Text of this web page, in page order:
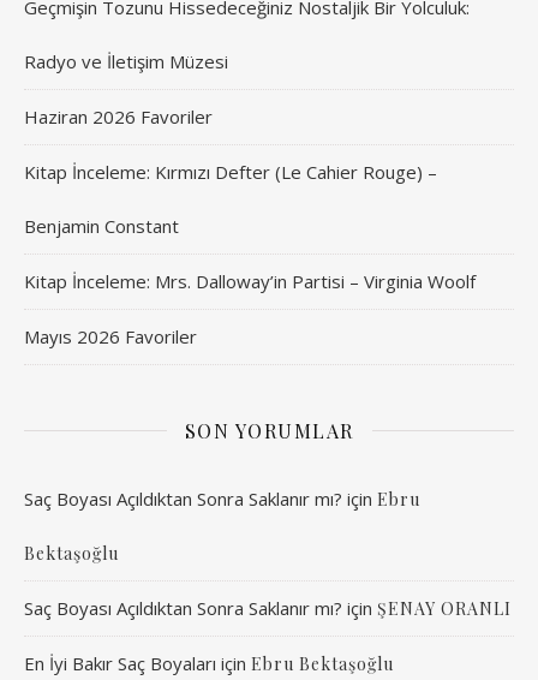
Geçmişin Tozunu Hissedeceğiniz Nostaljik Bir Yolculuk:
Radyo ve İletişim Müzesi
Haziran 2026 Favoriler
Kitap İnceleme: Kırmızı Defter (Le Cahier Rouge) –
Benjamin Constant
Kitap İnceleme: Mrs. Dalloway’in Partisi – Virginia Woolf
Mayıs 2026 Favoriler
SON YORUMLAR
Saç Boyası Açıldıktan Sonra Saklanır mı? için Ebru
Bektaşoğlu
Saç Boyası Açıldıktan Sonra Saklanır mı? için ŞENAY ORANLI
En İyi Bakır Saç Boyaları için Ebru Bektaşoğlu